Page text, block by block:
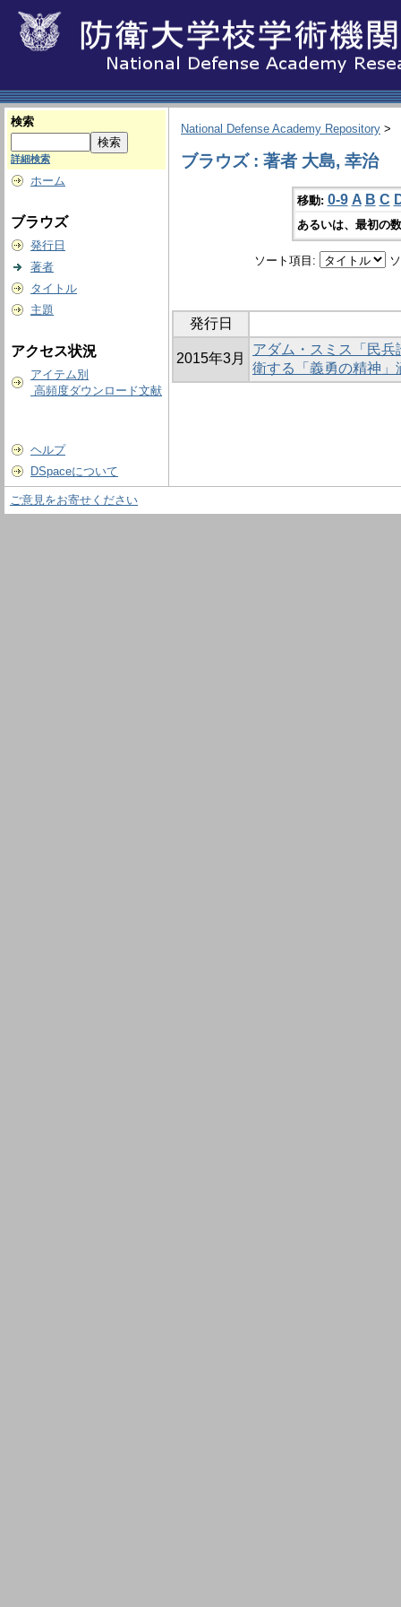
検索
詳細検索
ホーム
ブラウズ
発行日
著者
タイトル
主題
アクセス状況
アイテム別
高頻度ダウンロード文献
ヘルプ
DSpaceについて
National Defense Academy Repository >
ブラウズ : 著者 大島, 幸治
移動: 0-9 A B C
あるいは、最初の
ソート項目:
発行日
2015年3月
アダム・スミス「民
衛する「義勇の精神
ご意見をお寄せください